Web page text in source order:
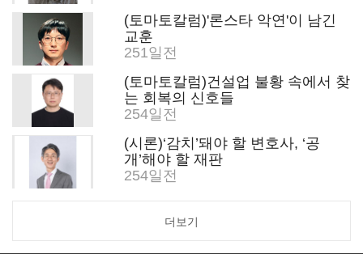
(토마토칼럼)'론스타 악연'이 남긴
교훈
251일전
(토마토칼럼)건설업 불황 속에서 찾
는 회복의 신호들
254일전
(시론)‘감치’돼야 할 변호사, ‘공
개’해야 할 재판
254일전
더보기